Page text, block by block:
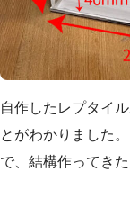
自作したレプタイ
とがわかりました
で、結構作ってき